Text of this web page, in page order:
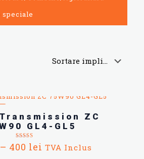
speciale
ZC
GL4-GL5
Evaluat la
5.00
– 400 lei Interval
TVA Inclus